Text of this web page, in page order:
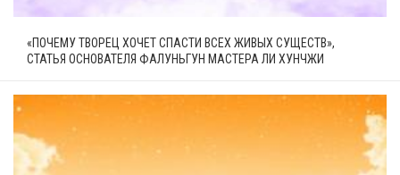
«ПОЧЕМУ ТВОРЕЦ ХОЧЕТ СПАСТИ ВСЕХ ЖИВЫХ СУЩЕСТВ»,
СТАТЬЯ ОСНОВАТЕЛЯ ФАЛУНЬГУН МАСТЕРА ЛИ ХУНЧЖИ